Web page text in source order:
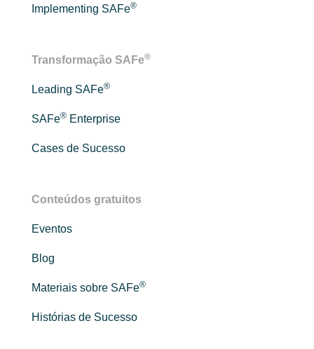
Implementing SAFe®
Transformação SAFe®
Leading SAFe®
SAFe® Enterprise
Cases de Sucesso
Conteúdos gratuitos
Eventos
Blog
Materiais sobre SAFe®
Histórias de Sucesso